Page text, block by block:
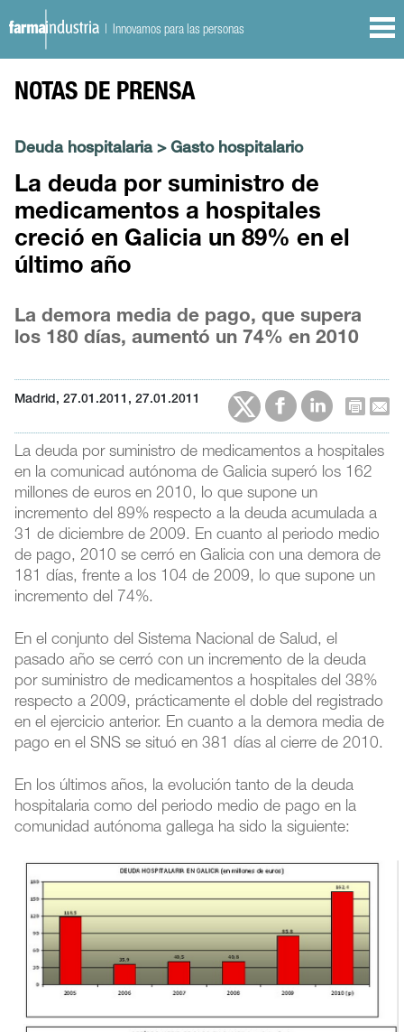
| Innovamos para las personas
NOTAS DE PRENSA
Deuda hospitalaria>Gasto hospitalario
La deuda por suministro de
medicamentos a hospitales
creció en Galicia un 89% en el
último año
La demora media de pago, que supera
los 180 días, aumentó un 74% en 2010
Madrid, 27.01.2011, 27.01.2011
La deuda por suministro de medicamentos a hospitales
en la comunicad autónoma de Galicia superó los 162
millones de euros en 2010, lo que supone un
incremento del 89% respecto a la deuda acumulada a
31 de diciembre de 2009. En cuanto al periodo medio
de pago, 2010 se cerró en Galicia con una demora de
181 días, frente a los 104 de 2009, lo que supone un
incremento del 74%.
En el conjunto del Sistema Nacional de Salud, el
pasado año se cerró con un incremento de la deuda
por suministro de medicamentos a hospitales del 38%
respecto a 2009, prácticamente el doble del registrado
en el ejercicio anterior. En cuanto a la demora media de
pago en el SNS se situó en 381 días al cierre de 2010.
En los últimos años, la evolución tanto de la deuda
hospitalaria como del periodo medio de pago en la
comunidad autónoma gallega ha sido la siguiente: